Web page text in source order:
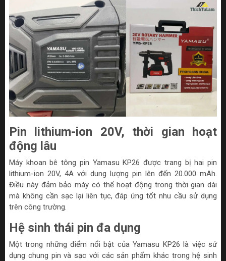
Pin lithium-ion 20V, thời gian hoạt
động lâu
Máy khoan bê tông pin Yamasu KP26 được trang bị hai pin
lithium-ion 20V, 4A với dung lượng pin lên đến 20.000 mAh.
Điều này đảm bảo máy có thể hoạt động trong thời gian dài
mà không cần sạc lại liên tục, đáp ứng tốt nhu cầu sử dụng
trên công trường.
Hệ sinh thái pin đa dụng
Một trong những điểm nổi bật của Yamasu KP26 là việc sử
dụng chung pin và sạc với các sản phẩm khác trong hệ sinh